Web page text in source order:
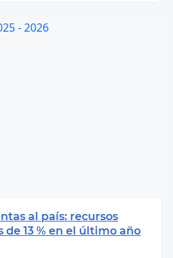
al país: recursos
13 % en el último año